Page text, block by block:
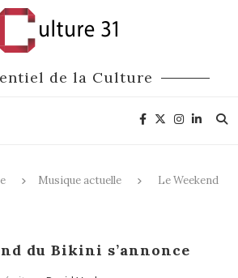
de la Culture
Musique actuelle
Le Weekend
du Bikini s’annonce